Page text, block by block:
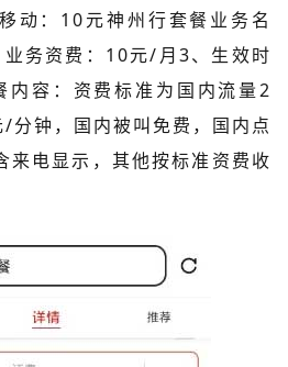
动：10元神州行套餐业务名
务资费：10元/月3、生效时
内容：资费标准为国内流量2
钟，国内被叫免费，国内点
电显示，其他按标准资费收